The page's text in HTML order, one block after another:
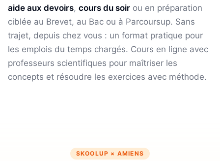
aide aux devoirs, cours du soir ou en préparation
ciblée au Brevet, au Bac ou à Parcoursup. Sans
trajet, depuis chez vous : un format pratique pour
les emplois du temps chargés. Cours en ligne avec
professeurs scientifiques pour maîtriser les
concepts et résoudre les exercices avec méthode.
SKOOLUP × AMIENS